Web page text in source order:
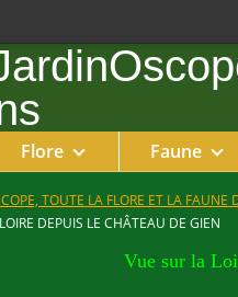
Flore Faune
TOUTE LA FLORE ET LA FAUNE
DEPUIS LE CHÂTEAU DE GIEN
Vue sur la